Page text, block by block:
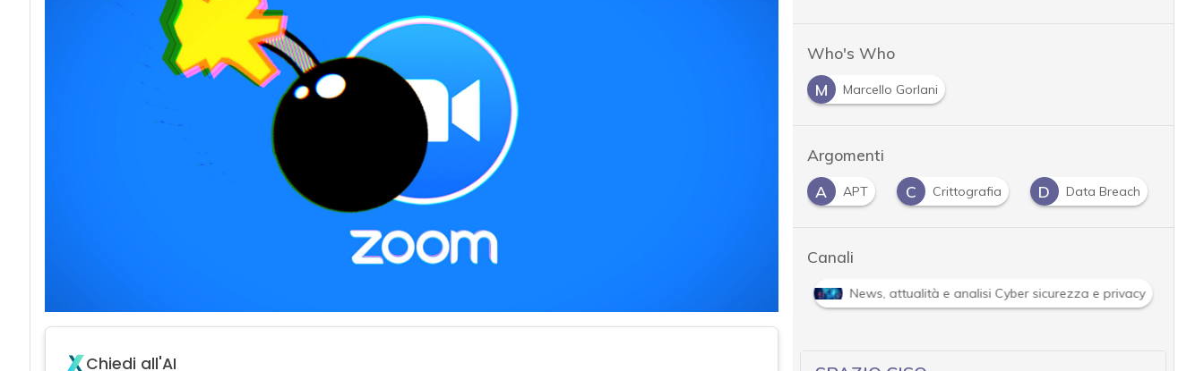
Chiedi all'AI
Who's Who
M
Marcello Gorlani
Argomenti
A APT C Crittografia D Data Breach
Canali
News, attualità e analisi Cyber sicurezza e privacy